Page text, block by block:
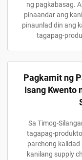
ng pagkabasag.
pinaandar ang
pinaunlad din ang
tagapag-
Pagkamit ng
Isang Kwento
Sa Timog-
tagapag-
parehong
kanilang supply